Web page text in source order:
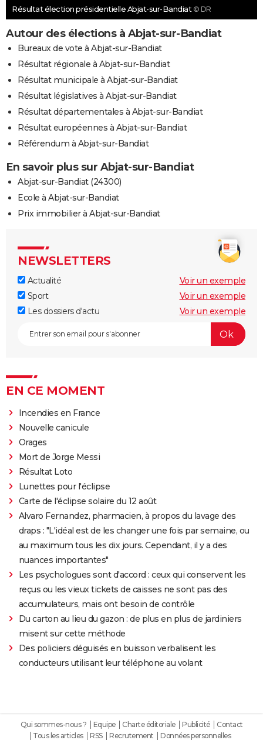
Résultat élection présidentielle Abjat-sur-Bandiat © DR
Autour des élections à Abjat-sur-Bandiat
Bureaux de vote à Abjat-sur-Bandiat
Résultat régionale à Abjat-sur-Bandiat
Résultat municipale à Abjat-sur-Bandiat
Résultat législatives à Abjat-sur-Bandiat
Résultat départementales à Abjat-sur-Bandiat
Résultat européennes à Abjat-sur-Bandiat
Référendum à Abjat-sur-Bandiat
En savoir plus sur Abjat-sur-Bandiat
Abjat-sur-Bandiat (24300)
Ecole à Abjat-sur-Bandiat
Prix immobilier à Abjat-sur-Bandiat
NEWSLETTERS
Actualité
Voir un exemple
Sport
Voir un exemple
Les dossiers d'actu
Voir un exemple
EN CE MOMENT
Incendies en France
Nouvelle canicule
Orages
Mort de Jorge Messi
Résultat Loto
Lunettes pour l'éclipse
Carte de l'éclipse solaire du 12 août
Alvaro Fernandez, pharmacien, à propos du lavage des
draps : "L'idéal est de les changer une fois par semaine, ou
au maximum tous les dix jours. Cependant, il y a des
nuances importantes"
Les psychologues sont d'accord : ceux qui conservent les
reçus ou les vieux tickets de caisses ne sont pas des
accumulateurs, mais ont besoin de contrôle
Du carton au lieu du gazon : de plus en plus de jardiniers
misent sur cette méthode
Des policiers déguisés en buisson verbalisent les
conducteurs utilisant leur téléphone au volant
Qui sommes-nous ? Equipe Charte éditoriale Publicité
Contact
Tous les articles
RSS Recrutement Données personnelles